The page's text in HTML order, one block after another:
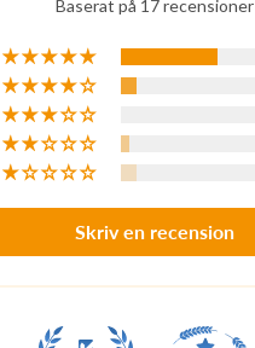
Baserat på 17 recensioner
Skriv en recension